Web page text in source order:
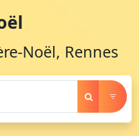
Noël, Rennes